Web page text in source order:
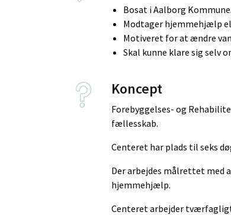
Bosat i Aalborg Kommune.
Modtager hjemmehjælp
Motiveret for at ændre
Skal kunne klare sig selv
Koncept
Forebyggelses- og
fællesskab.
Centeret har plads til seks
Der arbejdes målrettet med
hjemmehjælp.
Centeret arbejder